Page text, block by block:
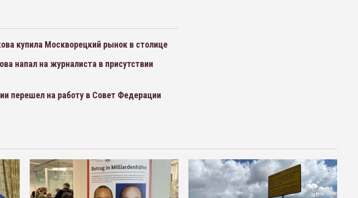
купила Москворецкий рынок в столице
напал на журналиста в присутствии
перешел на работу в Совет Федерации